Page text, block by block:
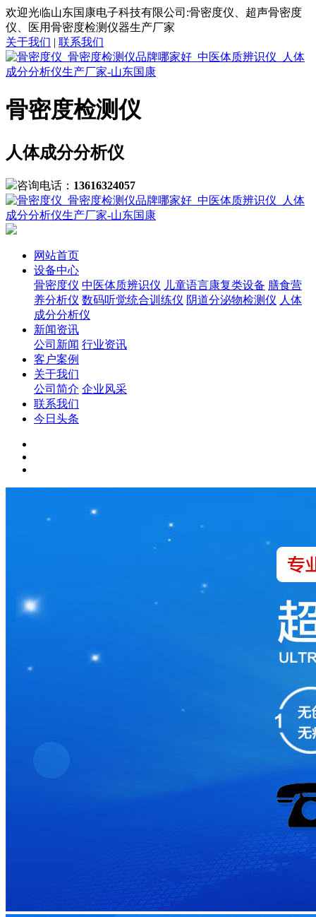
欢迎光临山东国康电子科技有限公司:骨密度仪、超声骨密度
仪、医用骨密度检测仪器生产厂家
关于我们 | 联系我们
骨密度检测仪
人体成分分析仪
咨询电话： 13616324057
网站首页
设备中心
骨密度仪 中医体质辨识仪 儿童语言康复类设备 膳食营
养分析仪 数码听觉统合训练仪 阴道分泌物检测仪 人体
成分分析仪
新闻资讯
公司新闻 行业资讯
客户案例
关于我们
公司简介 企业风采
联系我们
今日头条